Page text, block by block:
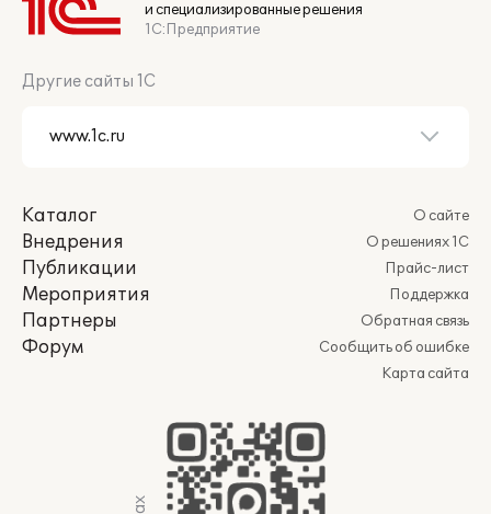
и специализированные решения
1С:Предприятие
Другие сайты 1С
Каталог
Внедрения
Публикации
Мероприятия
Партнеры
Форум
О сайте
О решениях 1С
Прайс-лист
Поддержка
Обратная связь
Сообщить об ошибке
Карта сайта